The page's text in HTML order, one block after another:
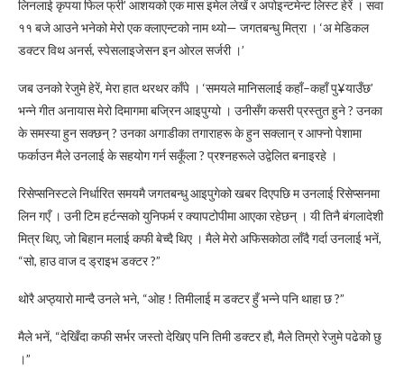
लिनलाई कृपया फिल फ्री’ आशयको एक मास इमेल लेखें र अपोइन्टमेन्ट लिस्ट हेरें । सवा
११ बजे आउने भनेको मेरो एक क्लाएन्टको नाम थ्यो— जगतबन्धु मित्रा । ‘अ मेडिकल
डक्टर विथ अनर्स, स्पेसलाइजेसन इन ओरल सर्जरी ।’
जब उनको रेजुमे हेरें, मेरा हात थरथर काँपे । ‘समयले मानिसलाई कहाँ–कहाँ पु¥याउँछ’
भन्ने गीत अनायास मेरो दिमागमा बज्रिन आइपुग्यो । उनीसँग कसरी प्रस्तुत हुने ? उनका
के समस्या हुन सक्छन् ? उनका अगाडीका तगाराहरू के हुन सक्लान् र आफ्नो पेशामा
फर्काउन मैले उनलाई के सहयोग गर्न सकूँला ? प्रश्नहरूले उद्वेलित बनाइरहे ।
रिसेप्सनिस्टले निर्धारित समयमै जगतबन्धु आइपुगेको खबर दिएपछि म उनलाई रिसेप्सनमा
लिन गएँ । उनी टिम हर्टन्सको युनिफर्म र क्यापटोपीमा आएका रहेछन् । यी तिनै बंगलादेशी
मित्र थिए, जो बिहान मलाई कफी बेच्दै थिए । मैले मेरो अफिसकोठा लाँदै गर्दा उनलाई भनें,
“सो, हाउ वाज द ड्राइभ डक्टर ?”
थोरै अप्ठ्यारो मान्दै उनले भने, “ओह ! तिमीलाई म डक्टर हुँ भन्ने पनि थाहा छ ?”
मैले भनें, “देखिँदा कफी सर्भर जस्तो देखिए पनि तिमी डक्टर हौ, मैले तिम्रो रेजुमे पढेको छु
।”